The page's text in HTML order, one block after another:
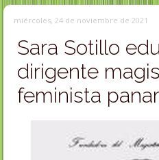
miércoles, 24 de noviembre de 2021
Sara Sotillo
dirigente
feminista